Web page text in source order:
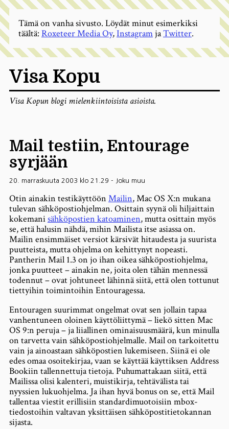
Visa Kopu
Visa Kopun blogi mielenkiintoisista asioista.
Mail testiin, Entourage
syrjään
20. marraskuuta 2003 klo 21.29 - Joku muu
Otin ainakin testikäyttöön Mailin, Mac OS X:n mukana
tulevan sähköpostiohjelman. Osittain syynä oli hiljaittain
kokemanisähköpostien katoaminen, mutta osittain myös
se, että halusin nähdä, mihin Mailista itse asiassa on.
Mailin ensimmäiset versiot kärsivät hitaudesta ja suurista
puutteista, mutta ohjelma on kehittynyt nopeasti.
Pantherin Mail 1.3 on jo ihan oikea sähköpostiohjelma,
jonka puutteet – ainakin ne, joita olen tähän mennessä
todennut – ovat johtuneet lähinnä siitä, että olen tottunut
tiettyihin toimintoihin Entouragessa.
Entouragen suurimmat ongelmat ovat sen jollain tapaa
vanhentuneen oloinen käyttöliittymä – liekö sitten Mac
OS 9:n peruja – ja liiallinen ominaisuusmäärä, kun minulla
on tarvetta vain sähköpostiohjelmalle. Mail on tarkoitettu
vain ja ainoastaan sähköpostien lukemiseen. Siinä ei ole
edes omaa osoitekirjaa, vaan se käyttää käyttiksen Address
Bookiin tallennettuja tietoja. Puhumattakaan siitä, että
Mailissa olisi kalenteri, muistikirja, tehtävälista tai
nyyssien lukuohjelma. Ja ihan hyvä bonus on se, että Mail
tallentaa viestit erillisiin standardimuotoisiin mbox-
tiedostoihin valtavan yksittäisen sähköpostitietokannan
sijasta.
Tämä on vanha sivusto. Löydät minut esimerkiksi
täältä: Roxeteer Media Oy,InstagramjaTwitter.